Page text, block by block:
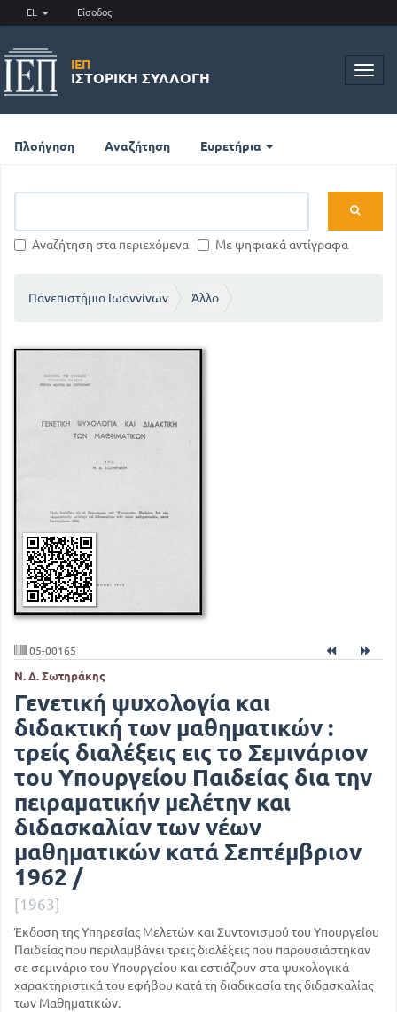
EL Είσοδος
ΙΕΠ
ΙΣΤΟΡΙΚΉ ΣΥΛΛΟΓΉ
Πλοήγηση Αναζήτηση Ευρετήρια
Αναζήτηση στα περιεχόμενα Με ψηφιακά αντίγραφα
Πανεπιστήμιο Ιωαννίνων Άλλο
05-00165
Ν. Δ. Σωτηράκης
Γενετική ψυχολογία και
διδακτική των μαθηματικών :
τρείς διαλέξεις εις το Σεμινάριον
του Υπουργείου Παιδείας δια την
πειραματικήν μελέτην και
διδασκαλίαν των νέων
μαθηματικών κατά Σεπτέμβριον
1962 /
[1963]
Έκδοση της Υπηρεσίας Μελετών και Συντονισμού του Υπουργείου
Παιδείας που περιλαμβάνει τρεις διαλέξεις που παρουσιάστηκαν
σε σεμινάριο του Υπουργείου και εστιάζουν στα ψυχολογικά
χαρακτηριστικά του εφήβου κατά τη διαδικασία της διδασκαλίας
των Μαθηματικών.